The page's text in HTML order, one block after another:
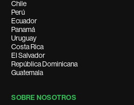
Chile
Perú
Ecuador
Panamá
Uruguay
Costa Rica
El Salvador
República Dominicana
Guatemala
SOBRE NOSOTROS